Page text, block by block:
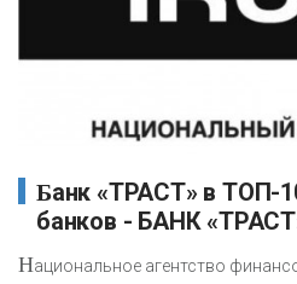
Банк «ТРАСТ» в ТОП-10 самых надежных
банков - БАНК
Национальное агентство